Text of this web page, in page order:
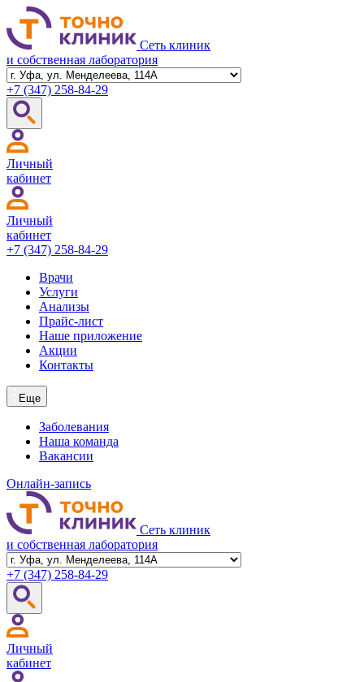
Сеть клиник
и собственная лаборатория
+7 (347) 258-84-29
Личный
кабинет
Личный
кабинет
+7 (347) 258-84-29
Врачи
Услуги
Анализы
Прайс-лист
Наше приложение
Акции
Контакты
Еще
Заболевания
Наша команда
Вакансии
Онлайн-запись
Сеть клиник
и собственная лаборатория
+7 (347) 258-84-29
Личный
кабинет